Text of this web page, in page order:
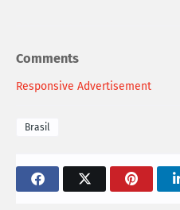
Comments
Responsive Advertisement
Brasil